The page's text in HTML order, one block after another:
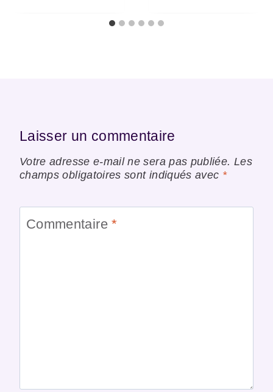
Laisser un commentaire
Votre adresse e-mail ne sera pas publiée. Les
champs obligatoires sont indiqués avec *
Commentaire*